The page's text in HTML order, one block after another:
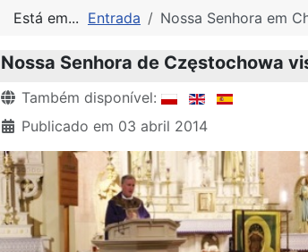
Está em... Entrada Nossa Senhora em
Nossa Senhora de Częstochowa
Detalhes
Também disponível:
Publicado em 03 abril 2014